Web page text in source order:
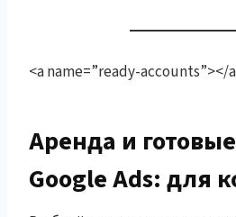
<a name=”ready-accounts”></
Аренда и
Google Ads: для